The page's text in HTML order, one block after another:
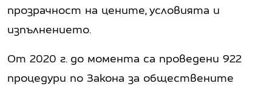
прозрачност на цените, условията и
изпълнението.
От 2020 г. до момента са проведени 922
процедури по Закона за обществените